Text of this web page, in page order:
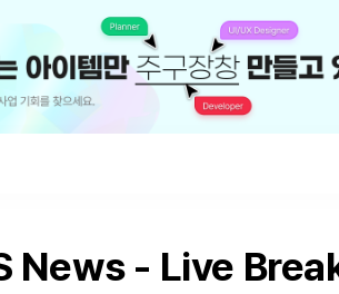
News - Live